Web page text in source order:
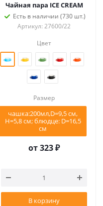
Чайная пара ICE CREAM
Есть в наличии (730 шт.)
Артикул: 27600/22
Цвет
Размер
чашка:200мл,D=9,5 см,
Н=5,8 см; блюдце: D=16,5
см
от323 ₽
В корзину